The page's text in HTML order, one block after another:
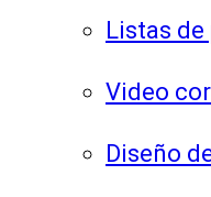
Listas
Video
Diseño